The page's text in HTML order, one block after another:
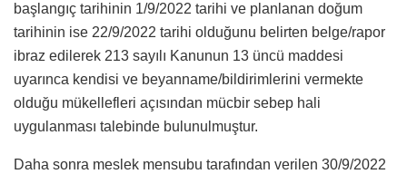
başlangıç tarihinin 1/9/2022 tarihi ve planlanan doğum
tarihinin ise 22/9/2022 tarihi olduğunu belirten belge/rapor
ibraz edilerek 213 sayılı Kanunun 13 üncü maddesi
uyarınca kendisi ve beyanname/bildirimlerini vermekte
olduğu mükellefleri açısından mücbir sebep hali
uygulanması talebinde bulunulmuştur.
Daha sonra meslek mensubu tarafından verilen 30/9/2022